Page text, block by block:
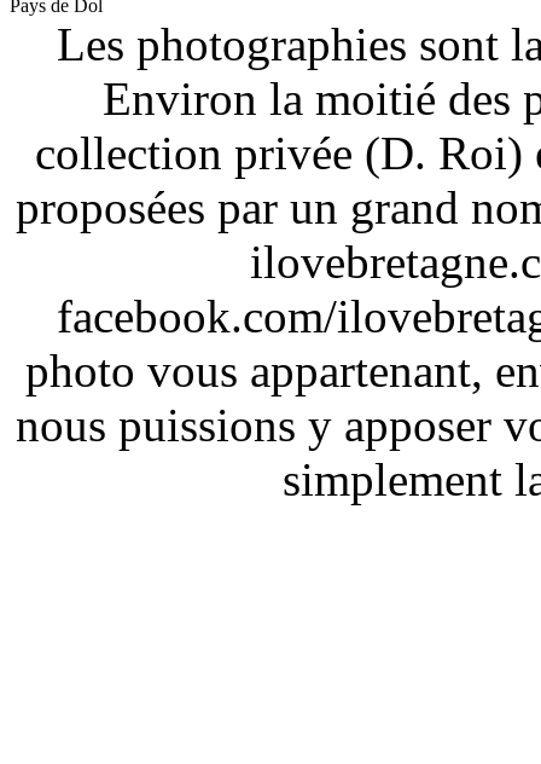
Pays de Dol
Les photographies sont
Environ la moitié des
collection privée (D. Roi)
proposées par un grand
facebook.com/
photo vous appartenant,
nous puissions y apposer
simplement